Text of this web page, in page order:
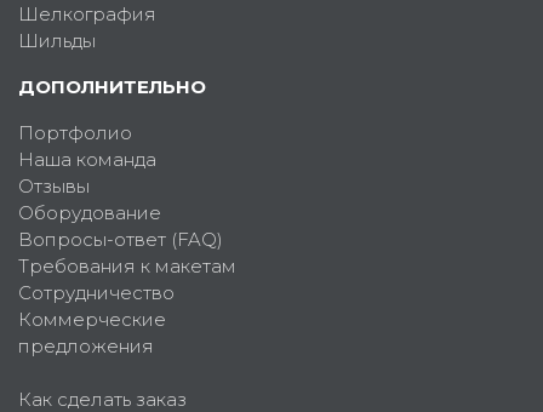
Шелкография
Шильды
ДОПОЛНИТЕЛЬНО
Портфолио
Наша команда
Отзывы
Оборудование
Вопросы-ответ (FAQ)
Требования к макетам
Сотрудничество
Коммерческие
предложения
Как сделать заказ